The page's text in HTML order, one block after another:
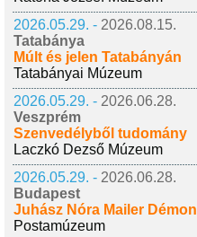
2026.05.29. - 2026.08.15.
Tatabánya
Múlt és jelen Tatabányán
Tatabányai Múzeum
2026.05.29. - 2026.06.28.
Veszprém
Szenvedélyből tudomány
Laczkó Dezső Múzeum
2026.05.29. - 2026.06.28.
Budapest
Juhász Nóra Mailer Démon
Postamúzeum